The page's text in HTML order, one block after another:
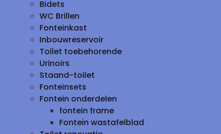
Bidets
WC Brillen
Fonteinkast
Inbouwreservoir
Toilet toebehorende
Urinoirs
Staand-toilet
Fonteinsets
Fontein onderdelen
fontein frame
Fontein wastafelblad